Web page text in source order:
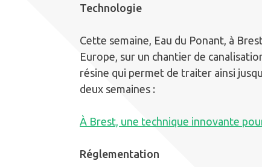
Technologie
Cette semaine, Eau du Ponant, à
Europe, sur un chantier de
résine qui permet de traiter ainsi
deux semaines :
À Brest, une technique innovante
Réglementation